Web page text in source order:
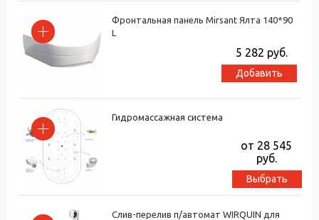
Фронтальная панель Mirsant Ялта 140*90
L
5 282 руб.
Добавить
Гидромассажная система
от 28 545
руб.
Выбрать
Слив-перелив п/автомат WIRQUIN для